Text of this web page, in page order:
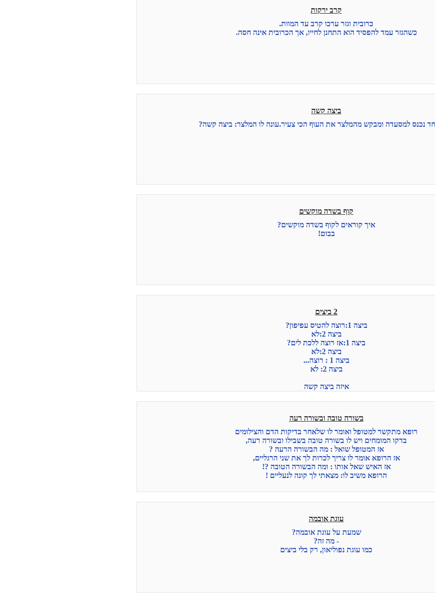
קרב ירקות
כרובית וגזר ערכו קרב עד המוות.
כשהגזר עמד להפסיד הוא התחנן לחייו, אך הכרובית אינה חסה.
ביצה קשה
נכנס למסעדה ומבקש מהמלצר את העוף הכי צעיר.עונה לו המלצר: ביצה קשה?
קוף בשדה מוקשים
איך קוראים לקוף בשדה מוקשים?
בבום!
2 ביצים
ביצה 1:רוצה להטיס עפיפון?
ביצה 2:לא
ביצה 1:אז רוצה ללכת לים?
ביצה 2:לא
ביצה 1 : רוצה...
ביצה 2: לא
איזה ביצה קשה
בשורה טובה ובשורה רעה
רופא מתקשר למטופל ואומר לו שלאחר בדיקות הדם והצילומים
בדקו המומחים ויש לו בשורה טובה בשבילו ובשורה רעה,
אז המטופל שואל : מה הבשורה הרעה ?
אז הרופא אומר לו צריך לכרות לך את שני הרגליים,
אז האיש שאל אותו : ומה הבשורה הטובה ?!
הרופא משיב לו: מצאתי לך קונה לנעליים !
עוגת אובמה
שמעת על עוגת אובמה?
- מה זה?
כמו עוגת נפוליאון, רק בלי ביצים